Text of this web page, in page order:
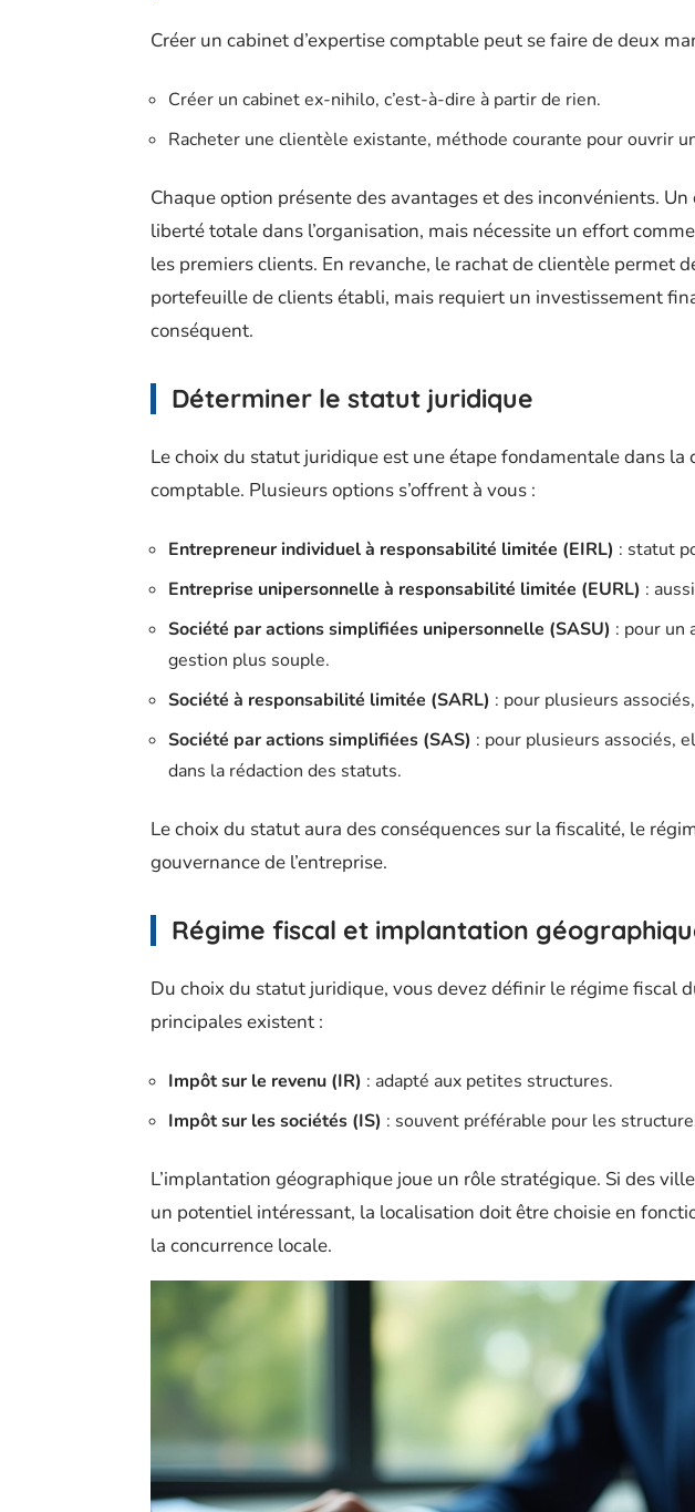
Créer un cabinet d’expertise comptable peut se faire de deux
Créer un cabinet ex-nihilo, c’est-à-dire à partir de rien.
Racheter une clientèle existante, méthode courante pour ouvrir
Chaque option présente des avantages et des inconvénients.
liberté totale dans l’organisation, mais nécessite un effort
les premiers clients. En revanche, le rachat de clientèle permet
portefeuille de clients établi, mais requiert un investissement
conséquent.
Déterminer le statut juridique
Le choix du statut juridique est une étape fondamentale dans la
comptable. Plusieurs options s’offrent à vous :
Entrepreneur individuel à responsabilité limitée (EIRL) : statut
Entreprise unipersonnelle à responsabilité limitée (EURL) :
Société par actions simplifiées unipersonnelle (SASU) : pour un
gestion plus souple.
Société à responsabilité limitée (SARL) : pour plusieurs
Société par actions simplifiées (SAS) : pour plusieurs associés,
dans la rédaction des statuts.
Le choix du statut aura des conséquences sur la fiscalité, le
gouvernance de l’entreprise.
Régime fiscal et implantation
Du choix du statut juridique, vous devez définir le régime fiscal
principales existent :
Impôt sur le revenu (IR) : adapté aux petites structures.
Impôt sur les sociétés (IS) : souvent préférable pour les
L’implantation géographique joue un rôle stratégique. Si des
un potentiel intéressant, la localisation doit être choisie en
la concurrence locale.